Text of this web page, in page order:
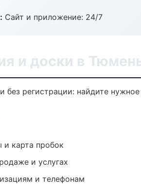
Сайт и приложение: 24/7
и доски в
без регистрации: найдите
и карта пробок
и услугах
и телефонам